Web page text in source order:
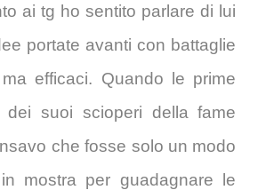
ai tg ho sentito parlare di lui
portate avanti con battaglie
efficaci. Quando le prime
dei suoi scioperi della fame
che fosse solo un modo
mostra per guadagnare le